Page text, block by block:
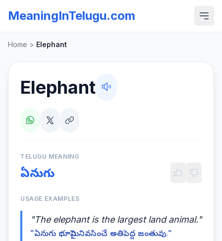
MeaningInTelugu.com
Home > Elephant
Elephant
TELUGU MEANING
ఏనుగు
USAGE EXAMPLES
"The elephant is the largest land animal."
"ఏనుగు భూమిపై నివసించే అతిపెద్ద జంతువు."